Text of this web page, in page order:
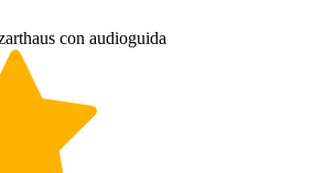
con audioguida